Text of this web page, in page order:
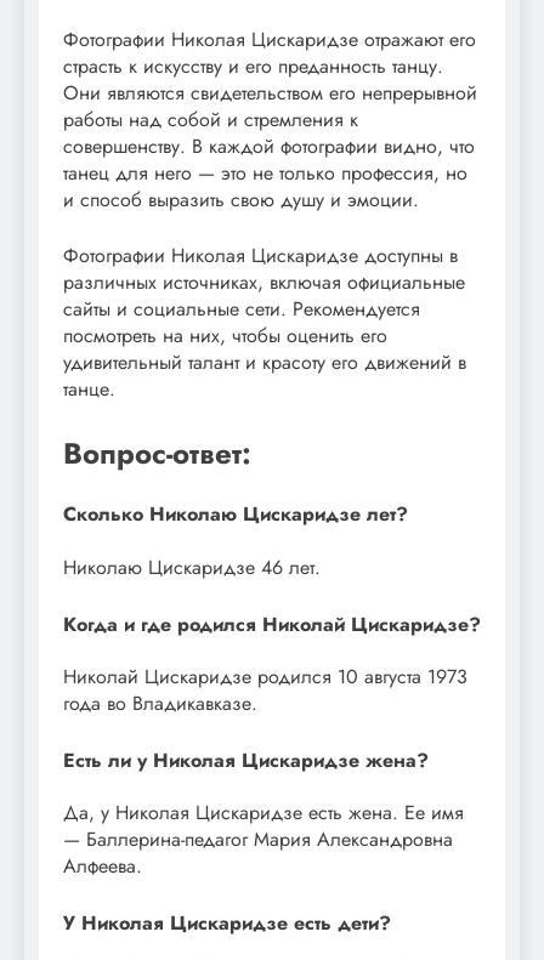
Фотографии Николая Цискаридзе отражают его
страсть к искусству и его преданность танцу.
Они являются свидетельством его непрерывной
работы над собой и стремления к
совершенству. В каждой фотографии видно, что
танец для него — это не только профессия, но
и способ выразить свою душу и эмоции.
Фотографии Николая Цискаридзе доступны в
различных источниках, включая официальные
сайты и социальные сети. Рекомендуется
посмотреть на них, чтобы оценить его
удивительный талант и красоту его движений в
танце.
Вопрос-ответ:
Сколько Николаю Цискаридзе лет?
Николаю Цискаридзе 46 лет.
Когда и где родился Николай Цискаридзе?
Николай Цискаридзе родился 10 августа 1973
года во Владикавказе.
Есть ли у Николая Цискаридзе жена?
Да, у Николая Цискаридзе есть жена. Ее имя
— Баллерина-педагог Мария Александровна
Алфеева.
У Николая Цискаридзе есть дети?